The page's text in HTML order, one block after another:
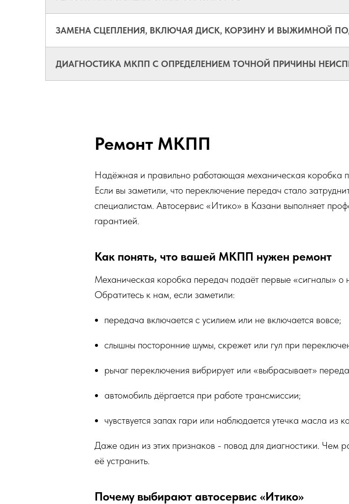
ЗАМЕНА СЦЕПЛЕНИЯ, ВКЛЮЧАЯ ДИСК, КОРЗИНУ И ВЫЖИМНОЙ
ДИАГНОСТИКА МКПП С ОПРЕДЕЛЕНИЕМ ТОЧНОЙ ПРИЧИНЫ
Ремонт МКПП
Надёжная и правильно работающая механическая коробка
Если вы заметили, что переключение передач стало
специалистам. Автосервис «Итико» в Казани выполняет
гарантией.
Как понять, что вашей МКПП нужен ремонт
Механическая коробка передач подаёт первые «сигналы» о
Обратитесь к нам, если заметили:
передача включается с усилием или не включается вовсе;
слышны посторонние шумы, скрежет или гул при
рычаг переключения вибрирует или «выбрасывает»
автомобиль дёргается при работе трансмиссии;
чувствуется запах гари или наблюдается утечка масла из
Даже один из этих признаков - повод для диагностики. Чем
её устранить.
Почему выбирают автосервис «Итико»